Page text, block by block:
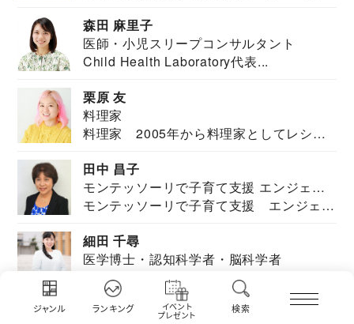
ジャンル ランキング イベント
プレゼント
検索
森田 麻里子
医師・小児スリープコンサルタント
Child Health Laboratory代表...
栗原 友
料理家
料理家 2005年から料理家としてレシピ
田中 昌子
モンテッソーリで子育て支援 エンジェル
ズハウス研究所所長
モンテッソーリで子育て支援 エンジェル
細田 千尋
医学博士・認知科学者・脳科学者
東北大学加齢医学研究所及び、東北大学大
学院情報科学...